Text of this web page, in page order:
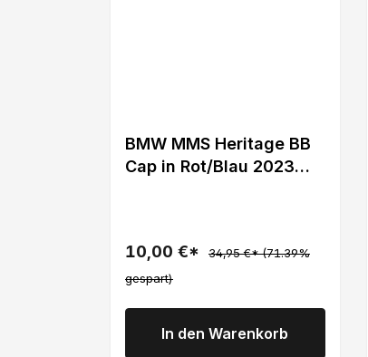
BMW MMS Heritage BB
Cap in Rot/Blau 2023
10,00 €* 34,95 €*(71.39%
gespart)
In den Warenkorb